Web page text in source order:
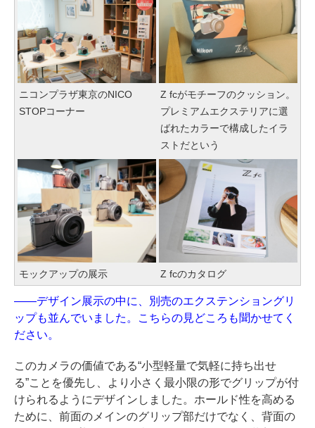
ニコンプラザ東京のNICO
STOPコーナー
Z fcがモチーフのクッション。
プレミアムエクステリアに選
ばれたカラーで構成したイラ
ストだという
モックアップの展示 Z fcのカタログ
——デザイン展示の中に、別売のエクステンショングリ
ップも並んでいました。こちらの見どころも聞かせてく
ださい。
このカメラの価値である“小型軽量で気軽に持ち出せ
る”ことを優先し、より小さく最小限の形でグリップが付
けられるようにデザインしました。ホールド性を高める
ために、前面のメインのグリップ部だけでなく、背面の